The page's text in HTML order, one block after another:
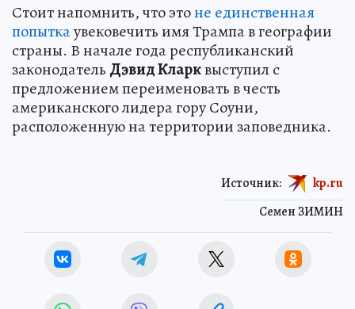
Стоит напомнить, что этоне единственная
попыткаувековечить имя Трампа в географии
страны. В начале года республиканский
законодатель Дэвид Кларквыступил с
предложением переименовать в честь
американского лидера гору Соуни,
расположенную на территории заповедника.
Семен ЗИМИН
Источник: kp.ru